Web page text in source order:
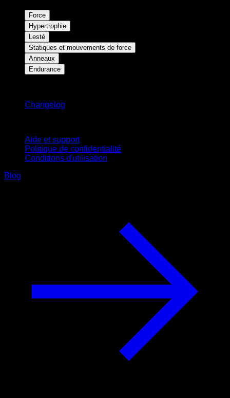
Force
Hypertrophie
Lesté
Statiques et mouvements de force
Anneaux
Endurance
Changelog
Aide et support
Politique de confidentialité
Conditions d'utilisation
Blog